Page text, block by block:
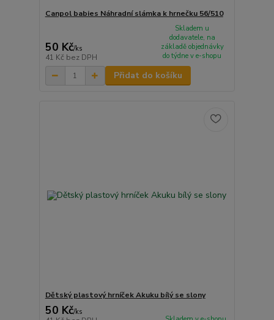
Canpol babies Náhradní slámka k hrnečku 56/510
50 Kč/ks
41 Kč bez DPH
Skladem u
dodavatele, na
základě objednávky
do týdne v e-shopu
Přidat do košíku
Dětský plastový hrníček Akuku bílý se slony
50 Kč/ks